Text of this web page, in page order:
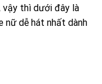
vậy thì dưới đây là
nữ dễ hát nhất dành